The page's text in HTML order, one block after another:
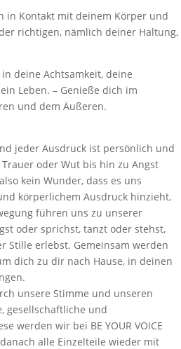
in Kontakt mit deinem Körper und
richtigen, nämlich deiner Haltung,
deine Achtsamkeit, deine
Leben. – Genieße dich im
und dem Äußeren.
jeder Ausdruck ist persönlich und
oder Wut bis hin zu Angst
kein Wunder, dass es uns
körperlichem Ausdruck hinzieht,
führen uns zu unserer
oder sprichst, tanzt oder stehst,
Stille erlebst. Gemeinsam werden
dich zu dir nach Hause, in deinen
unsere Stimme und unseren
gesellschaftliche und
werden wir bei BE YOUR VOICE
alle Einzelteile wieder mit